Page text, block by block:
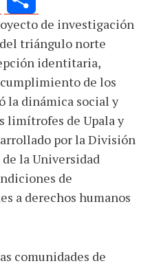
Share de investigación
triángulo norte
identitaria,
de los
la dinámica social y
limítrofes de Upala y
por la División
la Universidad
de
a derechos humanos
comunidades de